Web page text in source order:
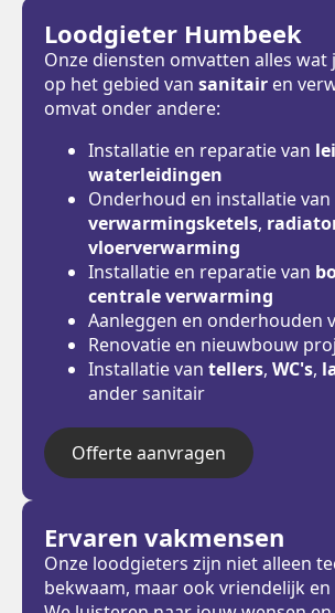
Loodgieter Humbeek
Onze diensten omvatten alles
op het gebied van sanitair en
omvat onder andere:
Installatie en reparatie van
waterleidingen
Onderhoud en installatie van
verwarmingsketels,
vloerverwarming
Installatie en reparatie van
centrale verwarming
Aanleggen en onderhouden
Renovatie en nieuwbouw
Installatie van tellers, WC's,
ander sanitair
Offerte aanvragen
Ervaren vakmensen
Onze loodgieters zijn niet alleen
bekwaam, maar ook vriendelijk